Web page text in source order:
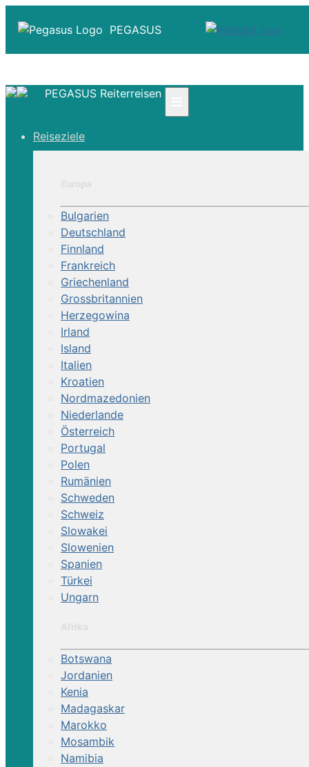
PEGASUS
☎ Deutschland 0800 - 505 18 01
Über Uns
PEGASUS Reiterreisen
Reiseziele
Bulgarien
Deutschland
Finnland
Frankreich
Griechenland
Grossbritannien
Herzegowina
Irland
Island
Italien
Kroatien
Nordmazedonien
Niederlande
Österreich
Portugal
Polen
Rumänien
Schweden
Schweiz
Slowakei
Slowenien
Spanien
Türkei
Ungarn
Botswana
Jordanien
Kenia
Madagaskar
Marokko
Mosambik
Namibia